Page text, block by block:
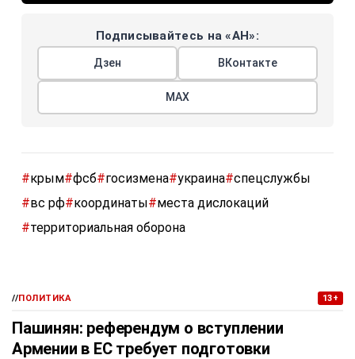
Подписывайтесь на «АН»:
Дзен ВКонтакте
МАХ
#крым#фсб#госизмена#украина#спецслужбы
#вс рф#координаты#места дислокаций
#территориальная оборона
//ПОЛИТИКА 13+
Пашинян: референдум о вступлении
Армении в ЕС требует подготовки